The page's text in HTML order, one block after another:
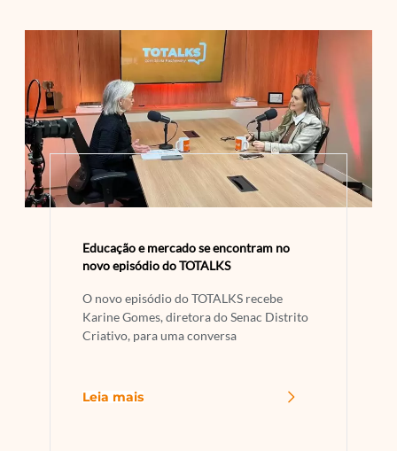
Educação e mercado se encontram no
novo episódio do TOTALKS
O novo episódio do TOTALKS recebe
Karine Gomes, diretora do Senac Distrito
Criativo, para uma conversa
Leia mais